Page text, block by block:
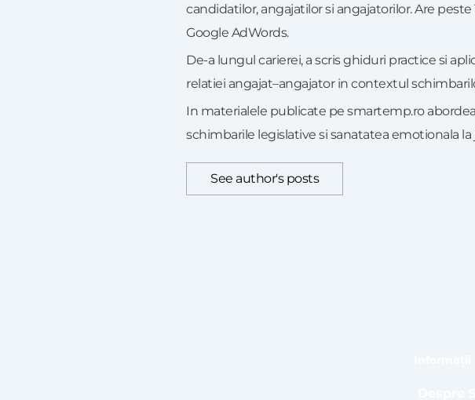
candidatilor, angajatilor si angajatorilor. Are
Google AdWords.
De-a lungul carierei, a scris ghiduri practice si
relatiei angajat–angajator in contextul
In materialele publicate pe smartemp.ro
schimbarile legislative si sanatatea emotionala la
See author's posts